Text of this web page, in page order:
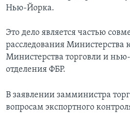
Нью-Йорка.
Это дело является частью
расследования
Министерства торговли и
отделения ФБР.
В заявлении замминистра
вопросам экспортного